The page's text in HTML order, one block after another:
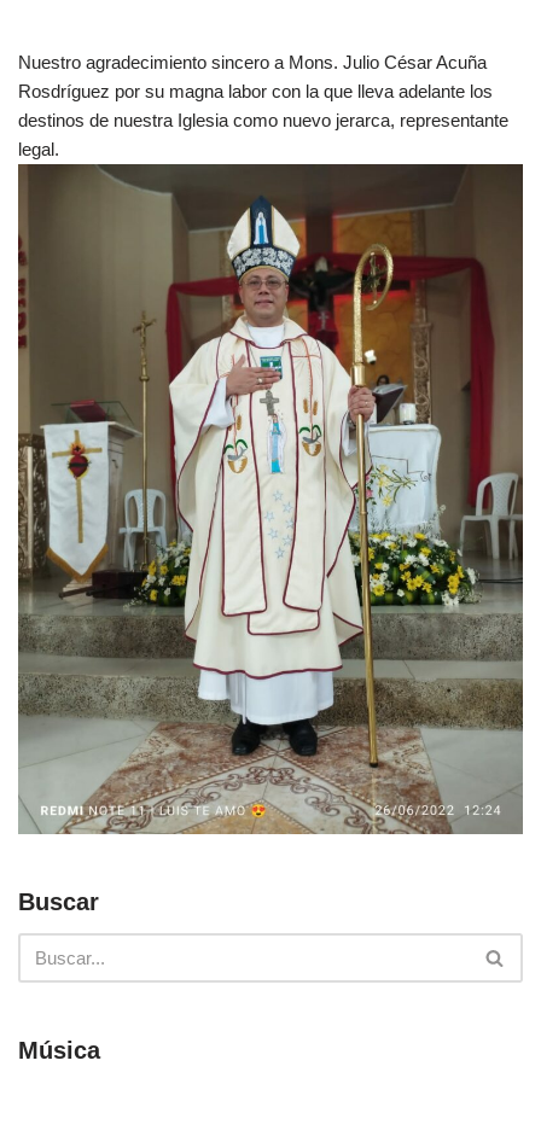
Nuestro agradecimiento sincero a Mons. Julio César Acuña
Rosdríguez por su magna labor con la que lleva adelante los
destinos de nuestra Iglesia como nuevo jerarca, representante
legal.
Buscar
Música